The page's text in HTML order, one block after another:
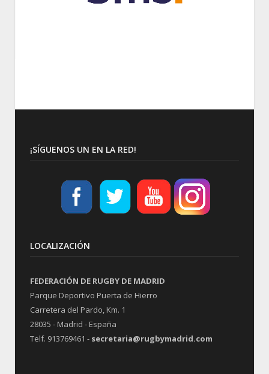
¡SÍGUENOS UN EN LA RED!
LOCALIZACIÓN
FEDERACIÓN DE RUGBY DE MADRID
Parque Deportivo Puerta de Hierro
Carretera del Pardo, Km. 1
28035 - Madrid - España
Telf. 913769461 - secretaria@rugbymadrid.com